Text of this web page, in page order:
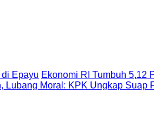
Epayu Ekonomi RI Tumbuh 5,12
Lubang Moral: KPK Ungkap Suap